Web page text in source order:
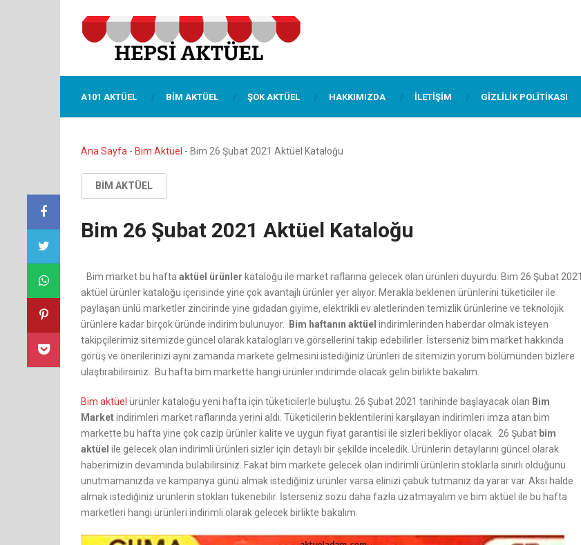
A101 AKTÜEL BIM AKTÜEL ŞOK AKTÜEL HAKKIMIZDA İLETIŞIM GIZLILIK POLITIKASI
Ana Sayfa - Bim Aktüel - Bim 26 Şubat 2021 Aktüel Kataloğu
BIM AKTÜEL
Bim 26 Şubat 2021 Aktüel Kataloğu
Bim market bu hafta aktüel ürünler kataloğu ile market raflarına gelecek olan ürünleri duyurdu. Bim 26 Şubat 2021
aktüel ürünler kataloğu içerisinde yine çok avantajlı ürünler yer alıyor. Merakla beklenen ürünlerini tüketiciler ile
paylaşan ünlü marketler zincirinde yine gıdadan giyime, elektrikli ev aletlerinden temizlik ürünlerine ve teknolojik
ürünlere kadar birçok üründe indirim bulunuyor.
Bim haftanın aktüel indirimlerinden haberdar olmak isteyen
takipçilerimiz sitemizde güncel olarak katalogları ve görsellerini takip edebilirler. İsterseniz bim market hakkında
görüş ve önerilerinizi aynı zamanda markete gelmesini istediğiniz ürünleri de sitemizin yorum bölümünden bizlere
ulaştırabilirsiniz. Bu hafta bim markette hangi ürünler indirimde olacak gelin birlikte bakalım.
Bim aktüel ürünler kataloğu yeni hafta için tüketicilerle buluştu. 26 Şubat 2021 tarihinde başlayacak olan Bim
Marketindirimleri market raflarında yerini aldı. Tüketicilerin beklentilerini karşılayan indirimleri imza atan bim
markette bu hafta yine çok cazip ürünler kalite ve uygun fiyat garantisi ile sizleri bekliyor olacak. 26 Şubat bim
aktüel ile gelecek olan indirimli ürünleri sizler için detaylı bir şekilde inceledik. Ürünlerin detaylarını güncel olarak
haberimizin devamında bulabilirsiniz. Fakat bim markete gelecek olan indirimli ürünlerin stoklarla sınırlı olduğunu
unutmamanızda ve kampanya günü almak istediğiniz ürünler varsa elinizi çabuk tutmanız da yarar var. Aksi halde
almak istediğiniz ürünlerin stokları tükenebilir. İsterseniz sözü daha fazla uzatmayalım ve bim aktüel ile bu hafta
marketleri hangi ürünleri indirimli olarak gelecek birlikte bakalım.